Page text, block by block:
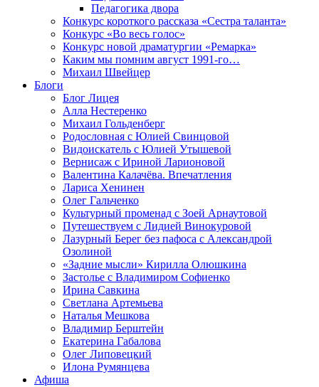
Педагогика двора
Конкурс короткого рассказа «Сестра таланта»
Конкурс «Во весь голос»
Конкурс новой драматургии «Ремарка»
Каким мы помним август 1991-го…
Михаил Швейцер
Блоги
Блог Лицея
Алла Нестеренко
Михаил Гольденберг
Родословная с Юлией Свинцовой
Видоискатель с Юлией Утышевой
Вернисаж с Ириной Ларионовой
Валентина Калачёва. Впечатления
Лариса Хенинен
Олег Гальченко
Культурный променад с Зоей Арнаутовой
Путешествуем с Лидией Винокуровой
Лазурный Берег без пафоса с Александрой
Озолиной
«Задние мысли» Кирилла Олюшкина
Застолье с Владимиром Софиенко
Ирина Савкина
Светлана Артемьева
Наталья Мешкова
Владимир Берштейн
Екатерина Габалова
Олег Липовецкий
Илона Румянцева
Афиша